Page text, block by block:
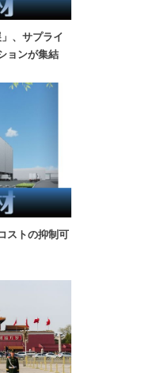
、サプライ
ョンが集結
ストの抑制可